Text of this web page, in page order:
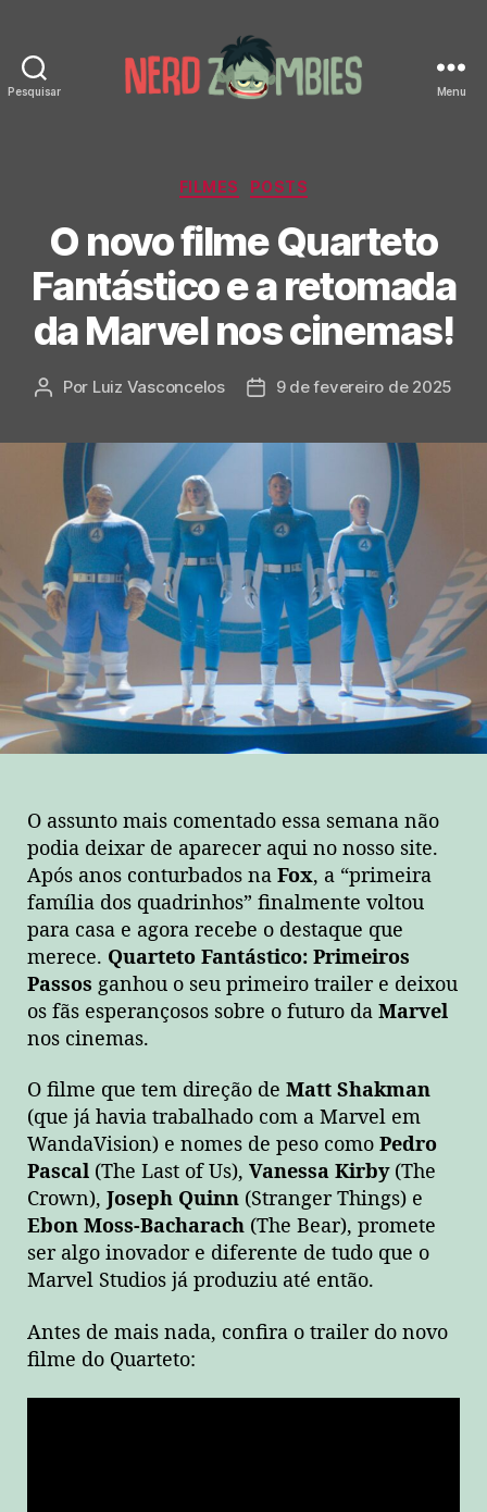
Pesquisar Menu
Categorias
FILMES POSTS
O novo filme Quarteto
Fantástico e a retomada
da Marvel nos cinemas!
Autor
Por Luiz Vasconcelos
Data9 de fevereiro de 2025
O assunto mais comentado essa semana não
podia deixar de aparecer aqui no nosso site.
Após anos conturbados na Fox, a “primeira
família dos quadrinhos” finalmente voltou
para casa e agora recebe o destaque que
merece. Quarteto Fantástico: Primeiros
Passos ganhou o seu primeiro trailer e deixou
os fãs esperançosos sobre o futuro da Marvel
nos cinemas.
O filme que tem direção de Matt Shakman
(que já havia trabalhado com a Marvel em
WandaVision) e nomes de peso como Pedro
Pascal (The Last of Us), Vanessa Kirby(The
Crown), Joseph Quinn (Stranger Things) e
Ebon Moss-Bacharach (The Bear), promete
ser algo inovador e diferente de tudo que o
Marvel Studios já produziu até então.
Antes de mais nada, confira o trailer do novo
filme do Quarteto: